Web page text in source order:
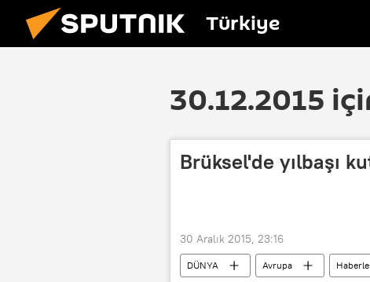
Türkiye
30.12.2015
Brüksel'de yılbaşı
30 Aralık 2015, 23:16
DÜNYA Avrupa